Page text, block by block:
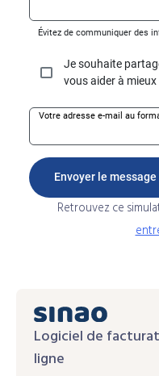
Retrouvez ce
Logiciel de
ligne